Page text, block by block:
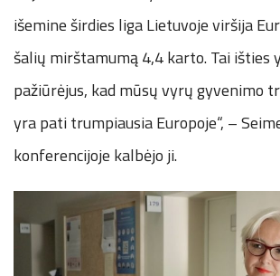
išemine širdies liga Lietuvoje viršija
šalių mirštamumą 4,4 karto. Tai išties
pažiūrėjus, kad mūsų vyrų gyvenimo
yra pati trumpiausia Europoje“, –
konferencijoje kalbėjo ji.